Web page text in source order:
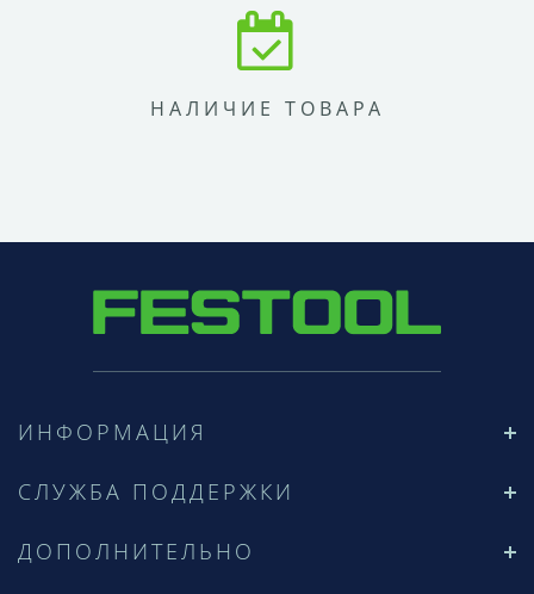
НАЛИЧИЕ ТОВАРА
ИНФОРМАЦИЯ
СЛУЖБА ПОДДЕРЖКИ
ДОПОЛНИТЕЛЬНО